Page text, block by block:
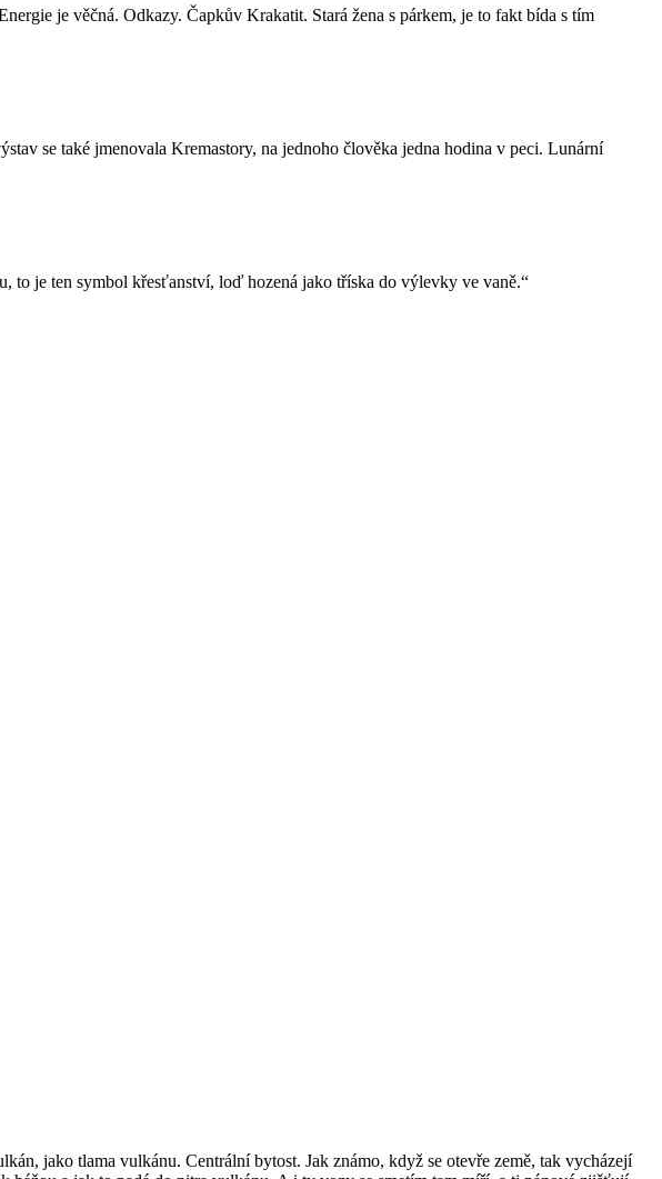
je věčná. Odkazy. Čapkův Krakatit. Stará žena s párkem, je to fakt bída s tím
se také jmenovala Kremastory, na jednoho člověka jedna hodina v peci. Lunární
to je ten symbol křesťanství, loď hozená jako tříska do výlevky ve vaně.“
jako tlama vulkánu. Centrální bytost. Jak známo, když se otevře země, tak vycházejí